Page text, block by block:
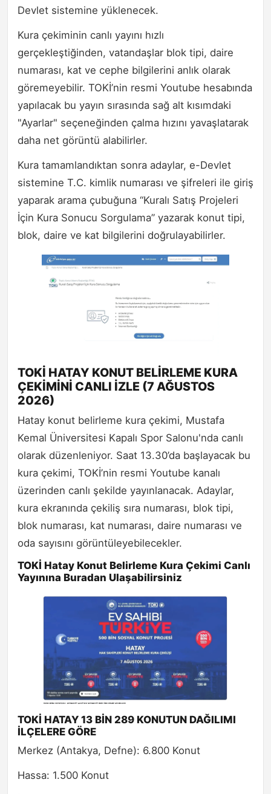
Devlet sistemine yüklenecek.
Kura çekiminin canlı yayını hızlı
gerçekleştiğinden, vatandaşlar blok tipi, daire
numarası, kat ve cephe bilgilerini anlık olarak
göremeyebilir. TOKİ’nin resmi Youtube hesabında
yapılacak bu yayın sırasında sağ alt kısımdaki
"Ayarlar" seçeneğinden çalma hızını yavaşlatarak
daha net görüntü alabilirler.
Kura tamamlandıktan sonra adaylar, e-Devlet
sistemine T.C. kimlik numarası ve şifreleri ile giriş
yaparak arama çubuğuna “Kuralı Satış Projeleri
İçin Kura Sonucu Sorgulama” yazarak konut tipi,
blok, daire ve kat bilgilerini doğrulayabilirler.
TOKİ HATAY KONUT BELİRLEME KURA
ÇEKİMİNİ CANLI İZLE (7 AĞUSTOS
2026)
Hatay konut belirleme kura çekimi, Mustafa
Kemal Üniversitesi Kapalı Spor Salonu'nda canlı
olarak düzenleniyor. Saat 13.30’da başlayacak bu
kura çekimi, TOKİ’nin resmi Youtube kanalı
üzerinden canlı şekilde yayınlanacak. Adaylar,
kura ekranında çekiliş sıra numarası, blok tipi,
blok numarası, kat numarası, daire numarası ve
oda sayısını görüntüleyebilecekler.
TOKİ Hatay Konut Belirleme Kura Çekimi Canlı
Yayınına Buradan Ulaşabilirsiniz
TOKİ HATAY 13 BİN 289 KONUTUN DAĞILIMI
İLÇELERE GÖRE
Merkez (Antakya, Defne): 6.800 Konut
Hassa: 1.500 Konut